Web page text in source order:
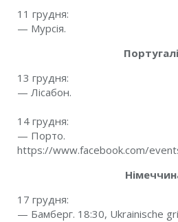
11 грудня:
— Мурсія.
13 грудня:
— Лісабон.
14 грудня:
— Порто.
https://www.facebook.com/
17 грудня:
— Бамберг. 18:30, Ukrainische